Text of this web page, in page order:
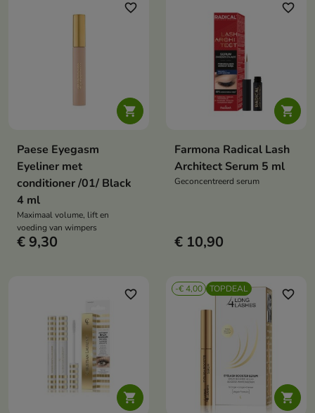

favorite_border
Paese Eyegasm
Eyeliner met
conditioner /01/ Black
4 ml
Maximaal volume, lift en
voeding van wimpers
€ 9,30

favorite_border
Farmona Radical Lash
Architect Serum 5 ml
Geconcentreerd serum
€ 10,90

favorite_border -€ 4,00 TOPDEAL

favorite_border